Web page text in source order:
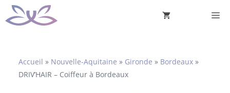
Aller
au
Accueil » Nouvelle-Aquitaine » Gironde » Bordeaux »
DRIV’HAIR – Coiffeur à Bordeaux